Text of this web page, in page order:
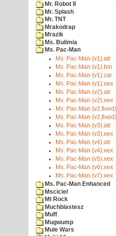
Mr. Robot II
Mr. Splash
Mr. TNT
Mrakodrap
Mrazik
Ms. Bulimia
Ms. Pac-Man
Ms. Pac-Man (v1).atr
Ms. Pac-Man (v1).bin
Ms. Pac-Man (v1).car
Ms. Pac-Man (v1).xex
Ms. Pac-Man (v2).atr
Ms. Pac-Man (v2).xex
Ms. Pac-Man
Ms. Pac-Man
Ms. Pac-Man (v3).atr
Ms. Pac-Man (v3).xex
Ms. Pac-Man (v4).atr
Ms. Pac-Man (v4).xex
Ms. Pac-Man (v5).xex
Ms. Pac-Man (v6).xex
Ms. Pac-Man (v7).xex
Ms. Pac-Man Enhanced
Msciciel
Mt Rock
Muchblastesz
Muff
Mugwump
Mule Wars